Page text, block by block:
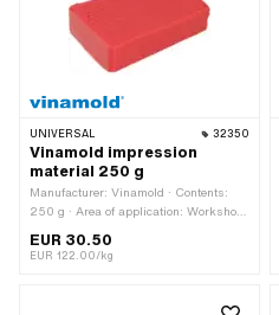
piston ring: 0.97 mm · Weight piston
kit: 98 g
UNIVERSAL 32350
Vinamold impression
material 250 g
Manufacturer: Vinamold · Contents:
250 g · Area of application: Workshop
EUR 30.50
EUR 122.00/kg